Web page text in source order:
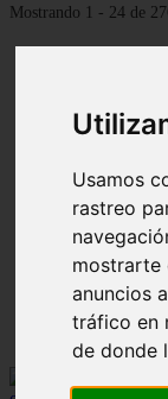
Usamos
rastreo
mostrarte
anuncios
tráfico en
de donde
Mostrando 1 - 24 de
Sueldo